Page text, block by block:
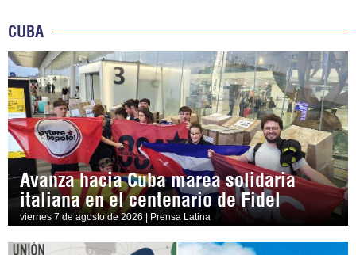
CUBA
Avanza hacia Cuba marea solidaria
italiana en el centenario de Fidel
viernes 7 de agosto de 2026 | Prensa Latina